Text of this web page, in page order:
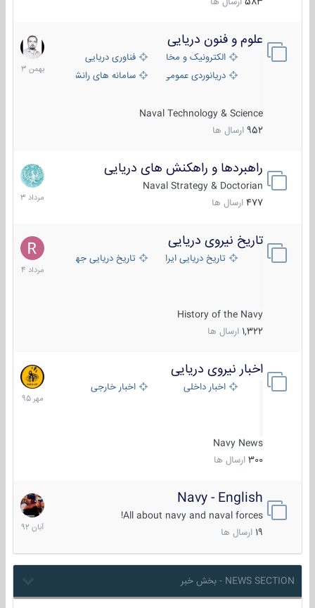
علوم و فنون دریایی
الکترونیک و مخابرات دریاییفناوری دریایی
دریانوردی عمومی
سامانه های رانشی دریایی
Naval Technology & Science
952 ارسال ها
6
بهمن
1403
راهبردها و راهکنش های دریایی
Naval Strategy & Doctorian
477 ارسال ها
2
مرداد
1403
تاریخ نیروی دریایی
تاریخ دریایی ایران تاریخ دریایی جهان
History of the Navy
1,322 ارسال ها
16
مرداد
1404
اخبار نیروی دریایی
اخبار داخلی اخبار خارجی
Navy News
300 ارسال ها
27
مهر
1395
Navy - English
All about navy and naval forces!
ارسال ها
22
آبان
1392
NEWS SECTION - بخش خبر